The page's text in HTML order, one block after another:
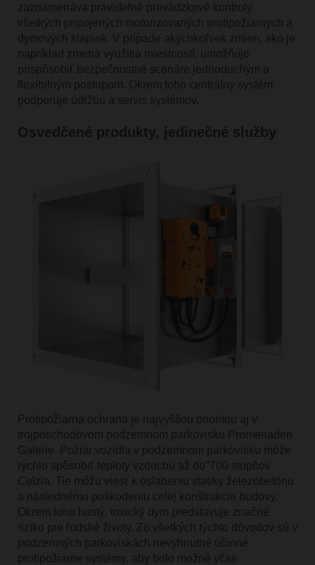
zaznamenáva pravidelné prevádzkové kontroly
všetkých pripojených motorizovaných protipožiarnych a
dymových klapiek. V prípade akýchkoľvek zmien, ako je
napríklad zmena využitia miestností, umožňuje
prispôsobiť bezpečnostné scenáre jednoduchým a
flexibilným postupom. Okrem toho centrálny systém
podporuje údržbu a servis systémov.
Osvedčené produkty, jedinečné služby
Protipožiarna ochrana je najvyššou prioritou aj v
trojposchodovom podzemnom parkovisku Promenaden
Galerie. Požiar vozidla v podzemnom parkovisku môže
rýchlo spôsobiť teploty vzduchu až do°700 stupňov
Celzia. Tie môžu viesť k oslabeniu statiky železobetónu
a následnému poškodeniu celej konštrukcie budovy.
Okrem toho hustý, toxický dym predstavuje značné
riziko pre ľudské životy. Zo všetkých týchto dôvodov sú v
podzemných parkoviskách nevyhnutné účinné
protipožiarne systémy, aby bolo možné včas